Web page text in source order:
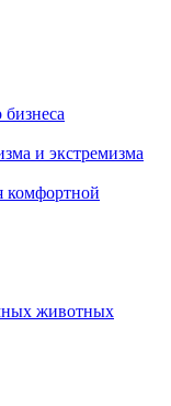
и экстремизма
комфортной
животных